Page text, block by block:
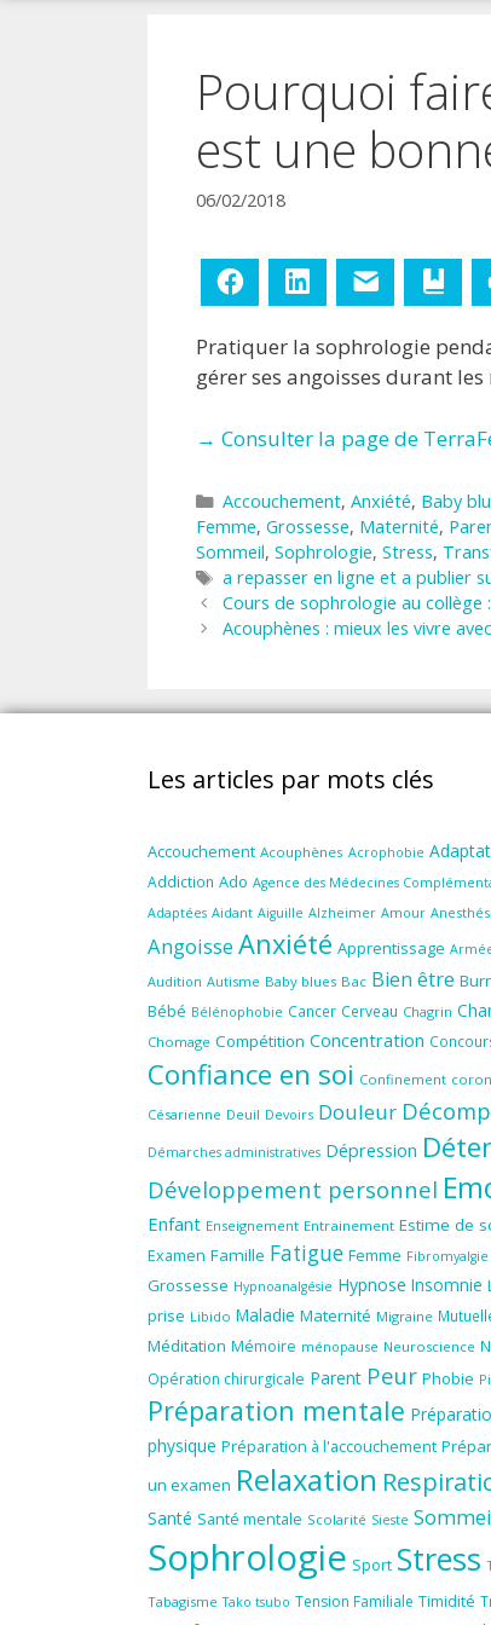
Pourquoi
est une
06/02/2018
Facebook LinkedIn
Pratiquer la sophrologie
gérer ses angoisses durant
→ Consulter la page de
Catégories
Accouchement, Anxiété, Baby
Femme, Grossesse, Maternité,
Sommeil, Sophrologie, Stress,
Étiquettes
a repasser en ligne et a publier
Cours de sophrologie au collège
Acouphènes : mieux les vivre
Les articles par mots clés
Accouchement Acouphènes Acrophobie
Addiction Ado Agence des Médecines
Adaptées Aidant Aiguille Alzheimer Amour
Angoisse Anxiété Apprentissage
Audition Autisme Baby blues Bac Bien être
Bébé Bélénophobie Cancer Cerveau Chagrin
Chomage Compétition Concentration
Confiance en soi Confinement
Césarienne Deuil Devoirs Douleur
Démarches administratives Dépression
Développement personnel
Enfant Enseignement Entrainement Estime de
Examen Famille Fatigue Femme Fibromyalgie
Grossesse Hypnoanalgésie Hypnose Insomnie
prise Libido Maladie Maternité Migraine
Méditation Mémoire ménopause Neuroscience
Opération chirurgicale Parent Peur Phobie
Préparation mentale
physique Préparation à l'accouchement
un examen Relaxation
Santé Santé mentale Scolarité Sieste
Sophrologie Sport Stress
Tabagisme Tako tsubo Tension Familiale Timidité